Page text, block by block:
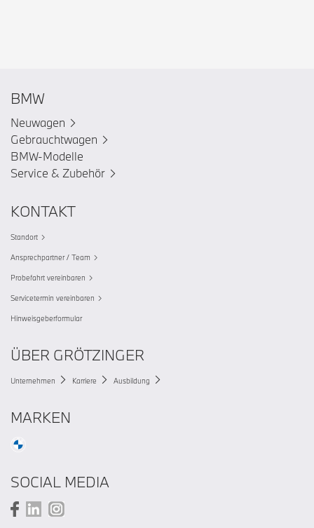
BMW
Neuwagen
Gebrauchtwagen
BMW-Modelle
Service & Zubehör
KONTAKT
Standort
Ansprechpartner / Team
Probefahrt vereinbaren
Servicetermin vereinbaren
Hinweisgeberformular
ÜBER GRÖTZINGER
Unternehmen Karriere Ausbildung
MARKEN
SOCIAL MEDIA